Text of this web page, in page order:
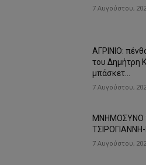
7 Αυγούστου,
ΑΓΡΙΝΙΟ:
του Δημήτρη
μπάσκετ…
7 Αυγούστου,
ΜΝΗΜΟΣΥΝΟ
7 Αυγούστου,